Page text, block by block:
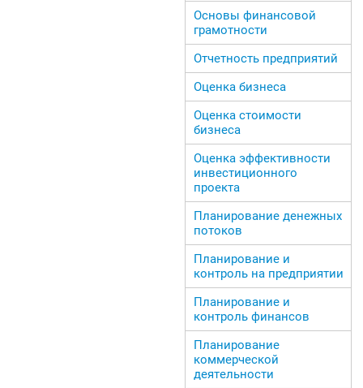
Основы финансовой
грамотности
Отчетность предприятий
Оценка бизнеса
Оценка стоимости
бизнеса
Оценка эффективности
инвестиционного
проекта
Планирование денежных
потоков
Планирование и
контроль на предприятии
Планирование и
контроль финансов
Планирование
коммерческой
деятельности